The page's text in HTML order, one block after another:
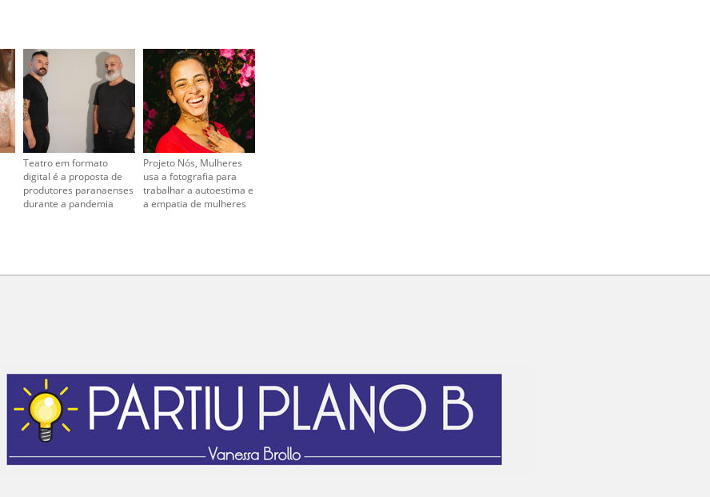
Teatro em formato
digital é a proposta de
produtores paranaenses
durante a pandemia
Projeto Nós, Mulheres
usa a fotografia para
trabalhar a autoestima e
a empatia de mulheres